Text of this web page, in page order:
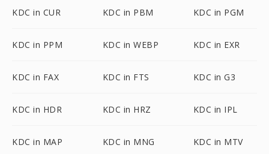
KDC in CUR KDC in PBM KDC in PGM
KDC in PPM KDC in WEBP KDC in EXR
KDC in FAX KDC in FTS KDC in G3
KDC in HDR KDC in HRZ KDC in IPL
KDC in MAP KDC in MNG KDC in MTV